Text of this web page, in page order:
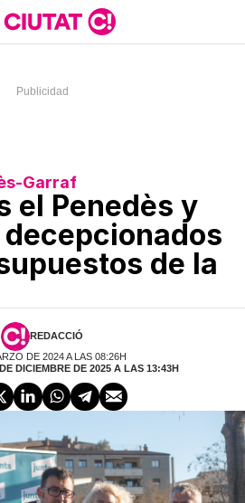
Garraf
el Penedès y
de la
REDACCIÓ
DE 2024 A LAS 08:26H
DICIEMBRE DE 2025 A LAS 13:43H